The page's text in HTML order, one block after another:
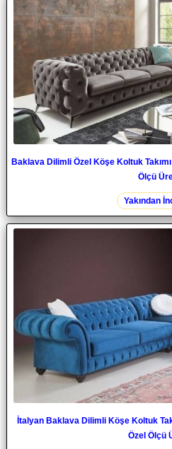
Baklava Dilimli Özel Köşe Koltuk
Ölçü
Yakından
İtalyan Baklava Dilimli Köşe Koltuk
Özel Ölçü